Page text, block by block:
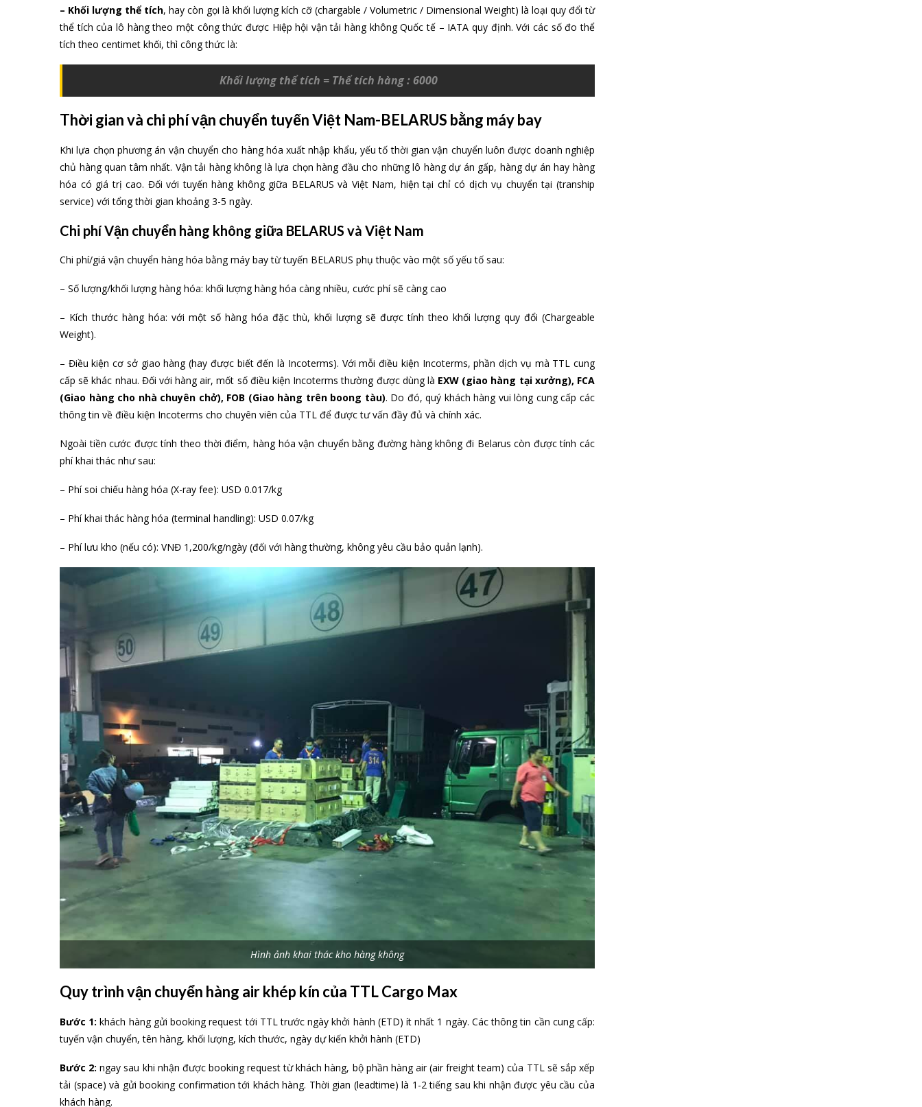
– Khối lượng thể tích, hay còn gọi là khối lượng kích cỡ (chargable / Volumetric / Dimensional Weight) là loại quy đổi từ
thể tích của lô hàng theo một công thức được Hiệp hội vận tải hàng không Quốc tế – IATA quy định. Với các số đo thể
tích theo centimet khối, thì công thức là:
Khối lượng thể tích = Thể tích hàng : 6000
Thời gian và chi phí vận chuyển tuyến Việt Nam-BELARUS bằng máy bay
Khi lựa chọn phương án vận chuyển cho hàng hóa xuất nhập khẩu, yếu tố thời gian vận chuyển luôn được doanh nghiệp
chủ hàng quan tâm nhất. Vận tải hàng không là lựa chọn hàng đầu cho những lô hàng dự án gấp, hàng dự án hay hàng
hóa có giá trị cao. Đối với tuyến hàng không giữa BELARUS và Việt Nam, hiện tại chỉ có dịch vụ chuyển tại (tranship
service) với tổng thời gian khoảng 3-5 ngày.
Chi phí Vận chuyển hàng không giữa BELARUS và Việt Nam
Chi phí/giá vận chuyển hàng hóa bằng máy bay từ tuyến BELARUS phụ thuộc vào một số yếu tố sau:
– Số lượng/khối lượng hàng hóa: khối lượng hàng hóa càng nhiều, cước phí sẽ càng cao
– Kích thước hàng hóa: với một số hàng hóa đặc thù, khối lượng sẽ được tính theo khối lượng quy đổi (Chargeable
Weight).
– Điều kiện cơ sở giao hàng (hay được biết đến là Incoterms). Với mỗi điều kiện Incoterms, phần dịch vụ mà TTL cung
cấp sẽ khác nhau. Đối với hàng air, mốt số điều kiện Incoterms thường được dùng là EXW (giao hàng tại xưởng), FCA
(Giao hàng cho nhà chuyên chở), FOB (Giao hàng trên boong tàu). Do đó, quý khách hàng vui lòng cung cấp các
thông tin về điều kiện Incoterms cho chuyên viên của TTL để được tư vấn đầy đủ và chính xác.
Ngoài tiền cước được tính theo thời điểm, hàng hóa vận chuyển bằng đường hàng không đi Belarus còn được tính các
phí khai thác như sau:
– Phí soi chiếu hàng hóa (X-ray fee): USD 0.017/kg
– Phí khai thác hàng hóa (terminal handling): USD 0.07/kg
– Phí lưu kho (nếu có): VNĐ 1,200/kg/ngày (đối với hàng thường, không yêu cầu bảo quản lạnh).
Hình ảnh khai thác kho hàng không
Quy trình vận chuyển hàng air khép kín của TTL Cargo Max
Bước 1: khách hàng gửi booking request tới TTL trước ngày khởi hành (ETD) ít nhất 1 ngày. Các thông tin cần cung cấp:
tuyến vận chuyển, tên hàng, khối lượng, kích thước, ngày dự kiến khởi hành (ETD)
Bước 2: ngay sau khi nhận được booking request từ khách hàng, bộ phần hàng air (air freight team) của TTL sẽ sắp xếp
tải (space) và gửi booking confirmation tới khách hàng. Thời gian (leadtime) là 1-2 tiếng sau khi nhận được yêu cầu của
khách hàng.